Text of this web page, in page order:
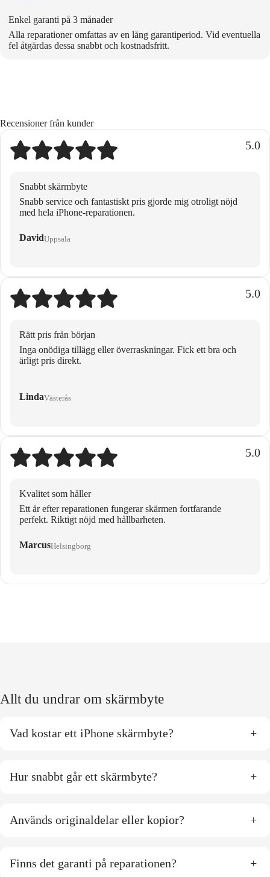
Enkel garanti på 3 månader
Alla reparationer omfattas av en lång garantiperiod. Vid eventuella
fel åtgärdas dessa snabbt och kostnadsfritt.
Recensioner från kunder
5.0
Snabbt skärmbyte
Snabb service och fantastiskt pris gjorde mig otroligt nöjd
med hela iPhone-reparationen.
DavidUppsala
5.0
Rätt pris från början
Inga onödiga tillägg eller överraskningar. Fick ett bra och
ärligt pris direkt.
LindaVästerås
5.0
Kvalitet som håller
Ett år efter reparationen fungerar skärmen fortfarande
perfekt. Riktigt nöjd med hållbarheten.
MarcusHelsingborg
Allt du undrar om skärmbyte
Vad kostar ett iPhone skärmbyte? +
Hur snabbt går ett skärmbyte? +
Används originaldelar eller kopior? +
Finns det garanti på reparationen? +